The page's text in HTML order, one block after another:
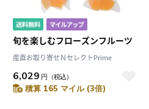
旬を楽しむフローズンフルーツ
産直お取り寄せＮセレクトPrime
6,029 円 （税込）
積算 165 マイル (3倍)